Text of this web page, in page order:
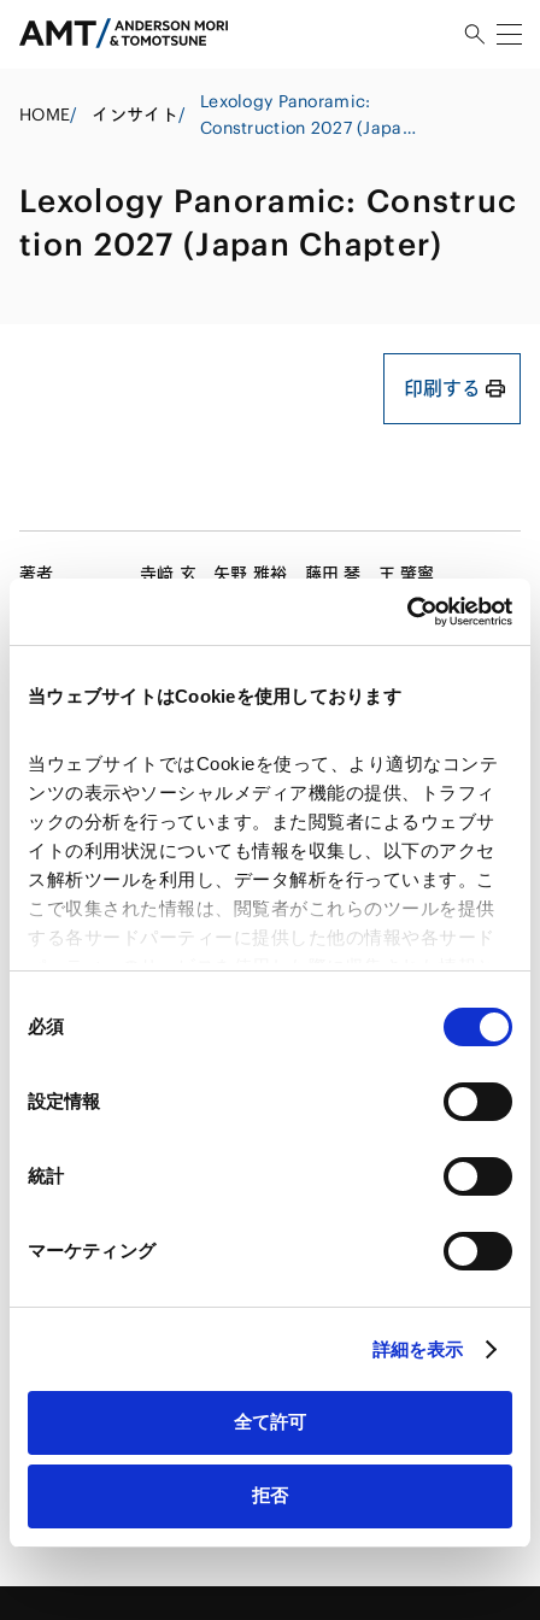
当ウェブサイトはCookieを使用しております
当ウェブサイトではCookieを使って、より適切なコンテ
ンツの表示やソーシャルメディア機能の提供、トラフィ
ックの分析を行っています。また閲覧者によるウェブサ
イトの利用状況についても情報を収集し、以下のアクセ
ス解析ツールを利用し、データ解析を行っています。こ
こで収集された情報は、閲覧者がこれらのツールを提供
する各サードパーティーに提供した他の情報や各サード
パーティーのサービスを使用した際に収集された情報と
ことがあります。
Google Analytics利用規約（
Marketo
外部サイト）
LinkedIn プライバシーポリシー（
HubSpot プライバシーポリシー（外部サイト）
必須
設定情報
統計
マーケティング
詳細を表示
全て許可
拒否
HOME/ インサイト/
Lexology Panoramic:
Construction 2027 (Japan
Lexology Panoramic: Construc
tion 2027 (Japan Chapter)
印刷する
著者
寺﨑 玄 矢野 雅裕 藤田 琴 王 肇寧
出版社 Law Business Research
掲載誌・刊号
Lexology Panoramic: Construction 2027
(Japan Chapter)
発行年月日 2026年6月
業務分野 コーポレート 不動産 その他
Lexology Panoramic: Construction 2027 (Japan
(Japan Chapter)
(Japan Chapter) | Lexology Panoramic: Construction
2027 (Japan Chapter)
ページのシェアはこちらから